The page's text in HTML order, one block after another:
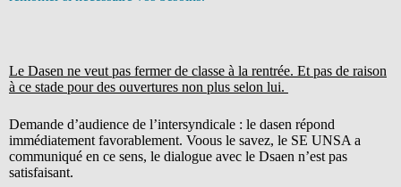
Le Dasen ne veut pas fermer de classe à la rentrée. Et pas de raison
à ce stade pour des ouvertures non plus selon lui.
Demande d’audience de l’intersyndicale : le dasen répond
immédiatement favorablement. Voous le savez, le SE UNSA a
communiqué en ce sens, le dialogue avec le Dsaen n’est pas
satisfaisant.